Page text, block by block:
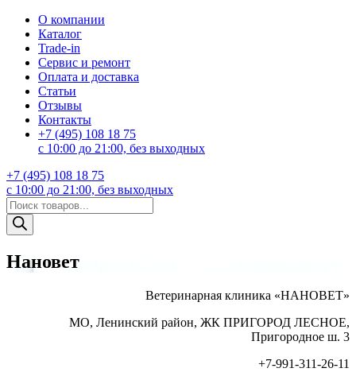
О компании
Каталог
Trade-in
Сервис и ремонт
Оплата и доставка
Статьи
Отзывы
Контакты
+7 (495) 108 18 75
с 10:00 до 21:00, без выходных
+7 (495) 108 18 75
с 10:00 до 21:00, без выходных
Поиск
товаров
Нановет
Ветеринарная клиника «НАНОВЕТ»
МО, Ленинский район, ЖК ПРИГОРОД ЛЕСНОЕ,
Пригородное ш. 3
+7-991-311-26-11